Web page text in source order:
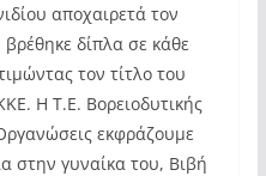
αποχαιρετά τον
δίπλα σε κάθε
τον τίτλο του
Η Τ.Ε. Βορειοδυτικής
εκφράζουμε
στην γυναίκα του, Βιβή